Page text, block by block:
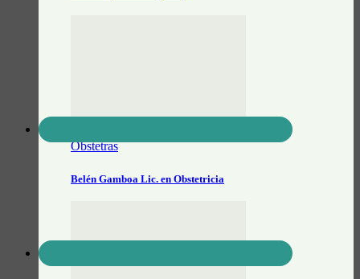
Obstetras
Belén Gamboa Lic. en Obstetricia